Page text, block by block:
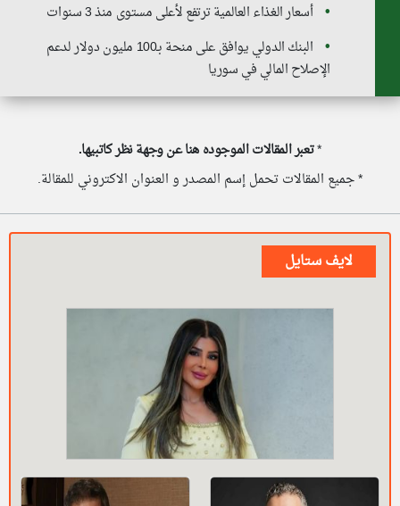
أسعار الغذاء العالمية ترتفع لأعلى مستوى منذ 3 سنوات
البنك الدولي يوافق على منحة بـ100 مليون دولار لدعم
الإصلاح المالي في سوريا
*تعبر المقالات الموجوده هنا عن وجهة نظر كاتبيها.
* جميع المقالات تحمل إسم المصدر و العنوان الاكتروني للمقالة.
لايف ستايل